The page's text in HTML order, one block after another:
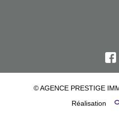
© AGENCE PRESTIGE
Réalisation